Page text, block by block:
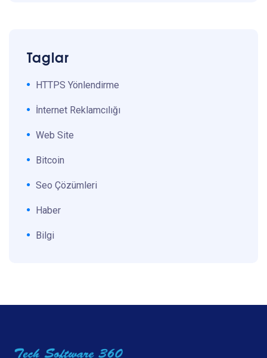
Taglar
HTTPS Yönlendirme
İnternet Reklamcılığı
Web Site
Bitcoin
Seo Çözümleri
Haber
Bilgi